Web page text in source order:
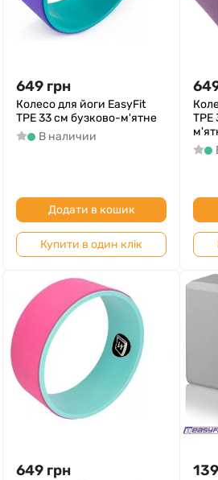
649 грн
Колесо для йоги EasyFit
TPE 33 см бузково-м'ятне
В наличии
Додати в кошик
Купити в один клік
TPE
649 грн 139